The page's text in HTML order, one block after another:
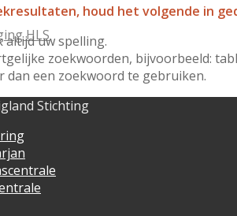
HLS
houd het volgende in
altijd uw spelling.
zoekwoorden, bijvoorbeeld:
dan een zoekwoord te gebruiken.
Stichting